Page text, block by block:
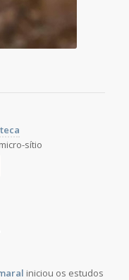
sítio
iniciou os estudos